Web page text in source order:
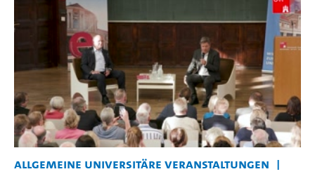
Allgemeine universitäre Veranstaltungen